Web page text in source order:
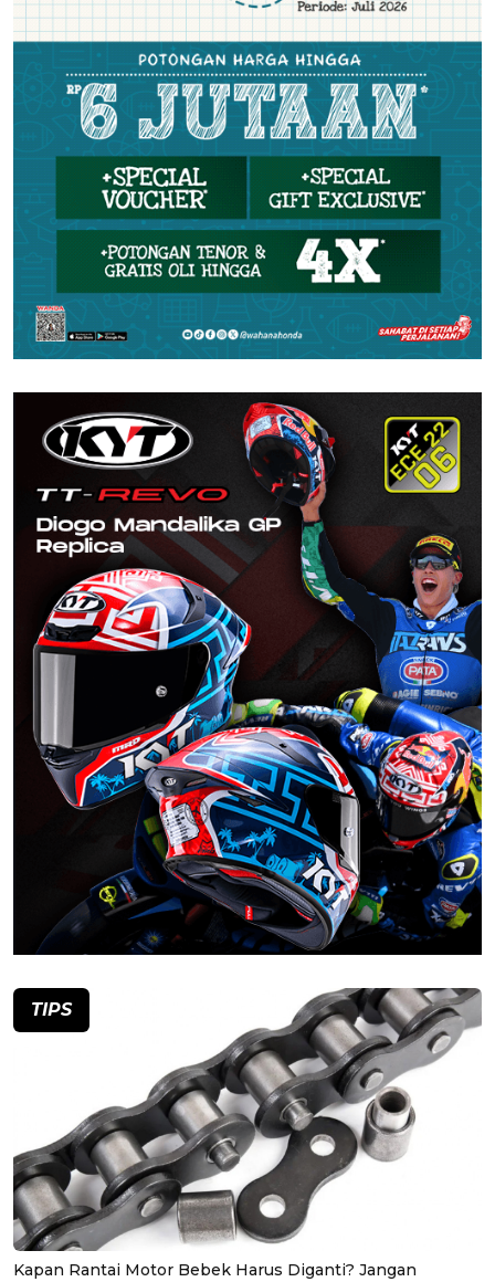
TIPS
Kapan Rantai Motor Bebek Harus Diganti? Jangan